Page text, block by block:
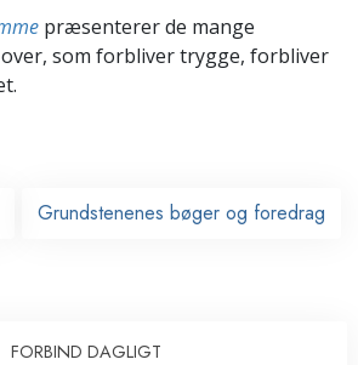
præsenterer de mange
som forbliver trygge, forbliver
Grundstenenes bøger og foredrag
FORBIND DAGLIGT